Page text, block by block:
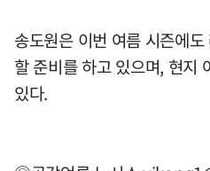
송도원은 이번 여름 시즌에
할 준비를 하고 있으며, 현지
있다.